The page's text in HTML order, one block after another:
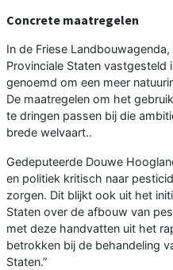
Concrete maatregelen
In de Friese
Provinciale Staten
genoemd om een meer
De maatregelen om het
te dringen passen bij die
brede welvaart..
Gedeputeerde Douwe
en politiek kritisch naar
zorgen. Dit blijkt ook uit het
Staten over de afbouw van
met deze handvatten uit het
betrokken bij de behandeling
Staten.”